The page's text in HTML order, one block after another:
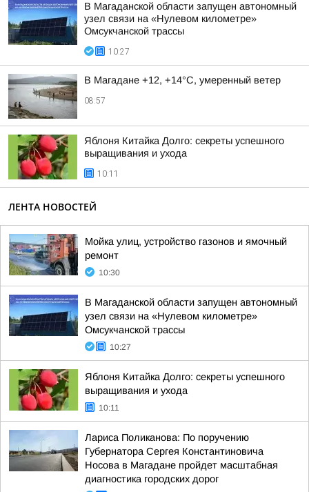
В Магаданской области запущен автономный
узел связи на «Нулевом километре»
Омсукчанской трассы
10:27
В Магадане +12, +14°C, умеренный ветер
08:57
Яблоня Китайка Долго: секреты успешного
выращивания и ухода
10:11
ЛЕНТА НОВОСТЕЙ
Мойка улиц, устройство газонов и ямочный
ремонт
10:30
В Магаданской области запущен автономный
узел связи на «Нулевом километре»
Омсукчанской трассы
10:27
Яблоня Китайка Долго: секреты успешного
выращивания и ухода
10:11
Лариса Поликанова: По поручению
Губернатора Сергея Константиновича
Носова в Магадане пройдет масштабная
диагностика городских дорог